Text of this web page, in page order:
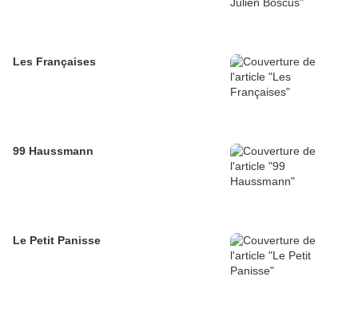
Les Françaises
99 Haussmann
Le Petit Panisse